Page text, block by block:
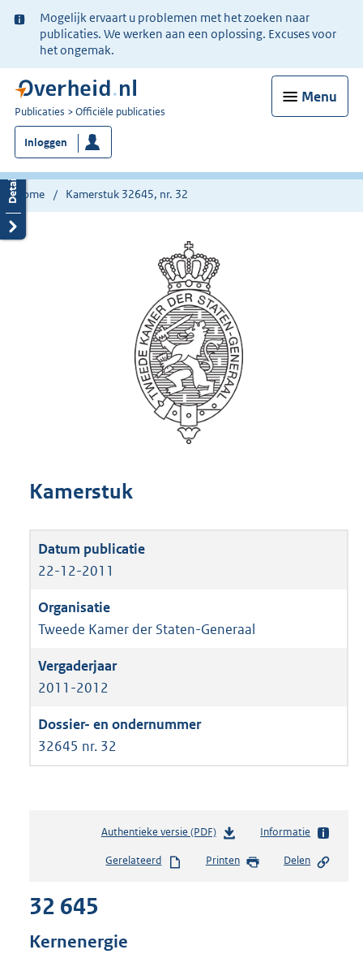
Ter
informatie:
Mogelijk ervaart u problemen met het zoeken naar
publicaties. We werken aan een oplossing. Excuses voor
het ongemak.
Menu
U
bent
nu
hier:
Publicaties Officiële publicaties
Inloggen
Home Kamerstuk 32645, nr. 32
Kamerstuk
22-12-2011
Tweede Kamer der Staten-Generaal
2011-2012
32645 nr. 32
Authentieke versie (PDF)b
s
Informatie
Gerelateerd Printen Delen
32 645
Kernenergie